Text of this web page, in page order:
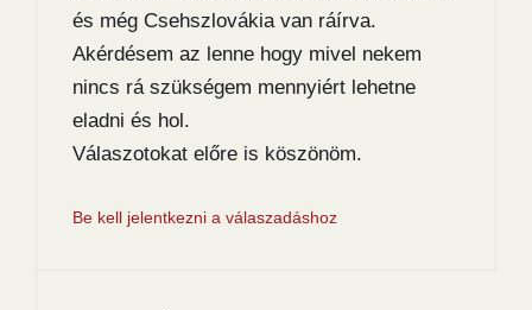
és még Csehszlovákia van ráírva.
Akérdésem az lenne hogy mivel nekem
nincs rá szükségem mennyiért lehetne
eladni és hol.
Válaszotokat előre is köszönöm.
Be kell jelentkezni a válaszadáshoz